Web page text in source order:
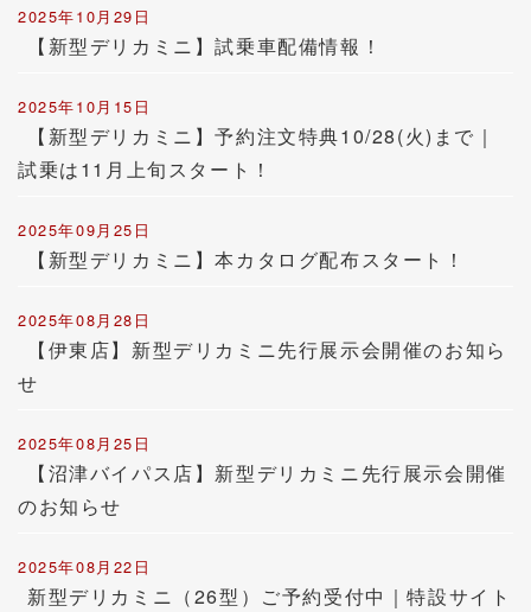
2025年10月29日
【新型デリカミニ】試乗車配備情報！
2025年10月15日
【新型デリカミニ】予約注文特典10/28(火)まで｜
試乗は11月上旬スタート！
2025年09月25日
【新型デリカミニ】本カタログ配布スタート！
2025年08月28日
【伊東店】新型デリカミニ先行展示会開催のお知ら
せ
2025年08月25日
【沼津バイパス店】新型デリカミニ先行展示会開催
のお知らせ
2025年08月22日
新型デリカミニ（26型）ご予約受付中｜特設サイト